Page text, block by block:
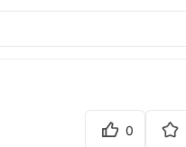
0